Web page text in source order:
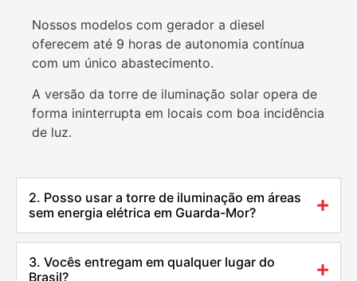
Nossos modelos com gerador a diesel
oferecem até 9 horas de autonomia contínua
com um único abastecimento.
A versão da torre de iluminação solar opera de
forma ininterrupta em locais com boa incidência
de luz.
2. Posso usar a torre de iluminação em áreas
sem energia elétrica em Guarda-Mor?
3. Vocês entregam em qualquer lugar do
Brasil?